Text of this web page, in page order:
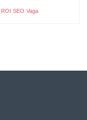
ROI SEO Vaga